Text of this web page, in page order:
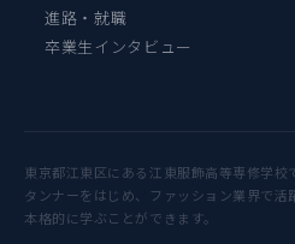
進路・就職
卒業生インタビュー
東京都江東区にある江東服飾高等専修学
タンナーをはじめ、ファッション業界で
本格的に学ぶことができます。